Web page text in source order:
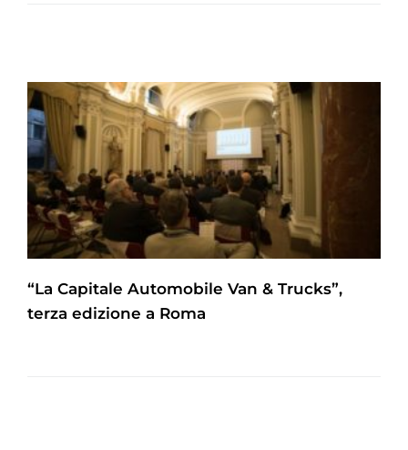
“La Capitale Automobile Van & Trucks”,
terza edizione a Roma